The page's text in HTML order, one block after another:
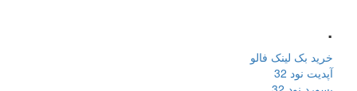
.
خرید بک لینک فالو
آپدیت نود 32